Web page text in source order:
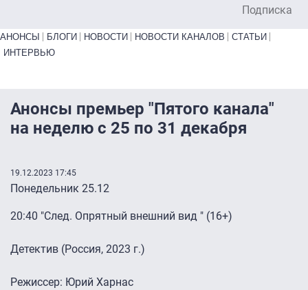
Подписка
Primary links bottom
АНОНСЫ БЛОГИ НОВОСТИ НОВОСТИ КАНАЛОВ
СТАТЬИ
ИНТЕРВЬЮ
Анонсы премьер "Пятого канала"
на неделю с 25 по 31 декабря
19.12.2023 17:45
Понедельник 25.12
20:40 "След. Опрятный внешний вид " (16+)
Детектив (Россия, 2023 г.)
Режиссер: Юрий Харнас